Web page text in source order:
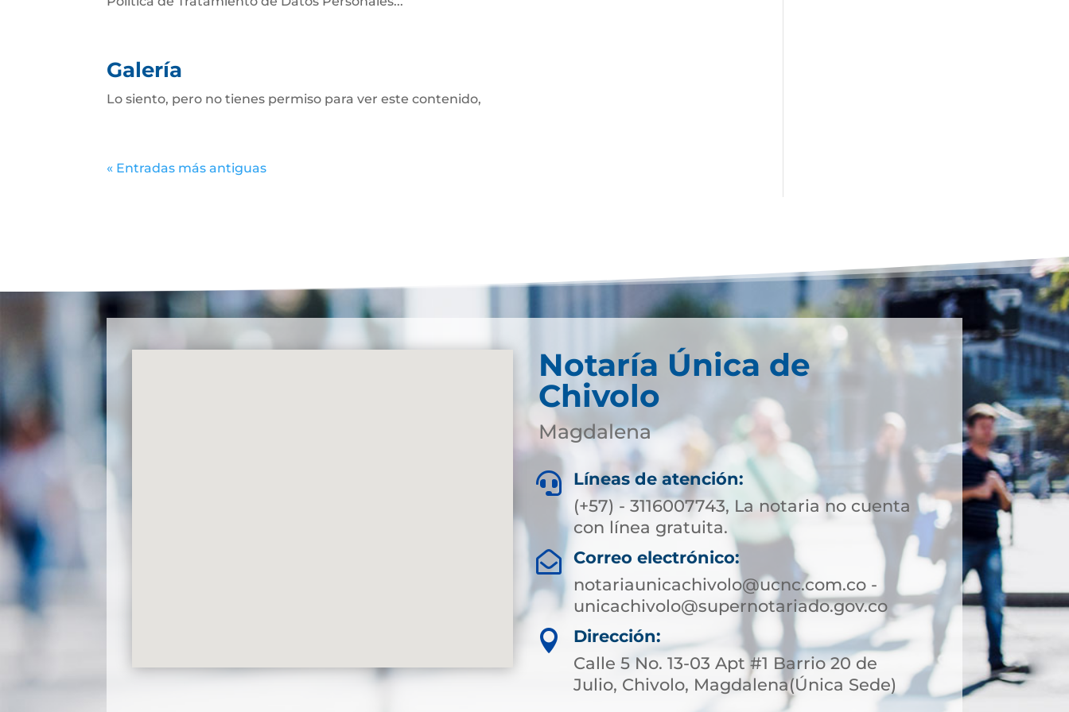
Galería
Lo siento, pero no tienes permiso para ver este contenido,
« Entradas más antiguas
Notaría Única de
Chivolo
Magdalena

Líneas de atención:
(+57) - 3116007743, La notaria no cuenta
con línea gratuita.

Correo electrónico:
notariaunicachivolo@ucnc.com.co -
unicachivolo@supernotariado.gov.co

Dirección:
Calle 5 No. 13-03 Apt #1 Barrio 20 de
Julio, Chivolo, Magdalena(Única Sede)